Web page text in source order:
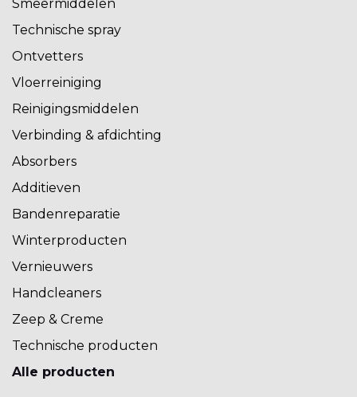
Smeermiddelen
Technische spray
Ontvetters
Vloerreiniging
Reinigingsmiddelen
Verbinding & afdichting
Absorbers
Additieven
Bandenreparatie
Winterproducten
Vernieuwers
Handcleaners
Zeep & Creme
Technische producten
Alle producten